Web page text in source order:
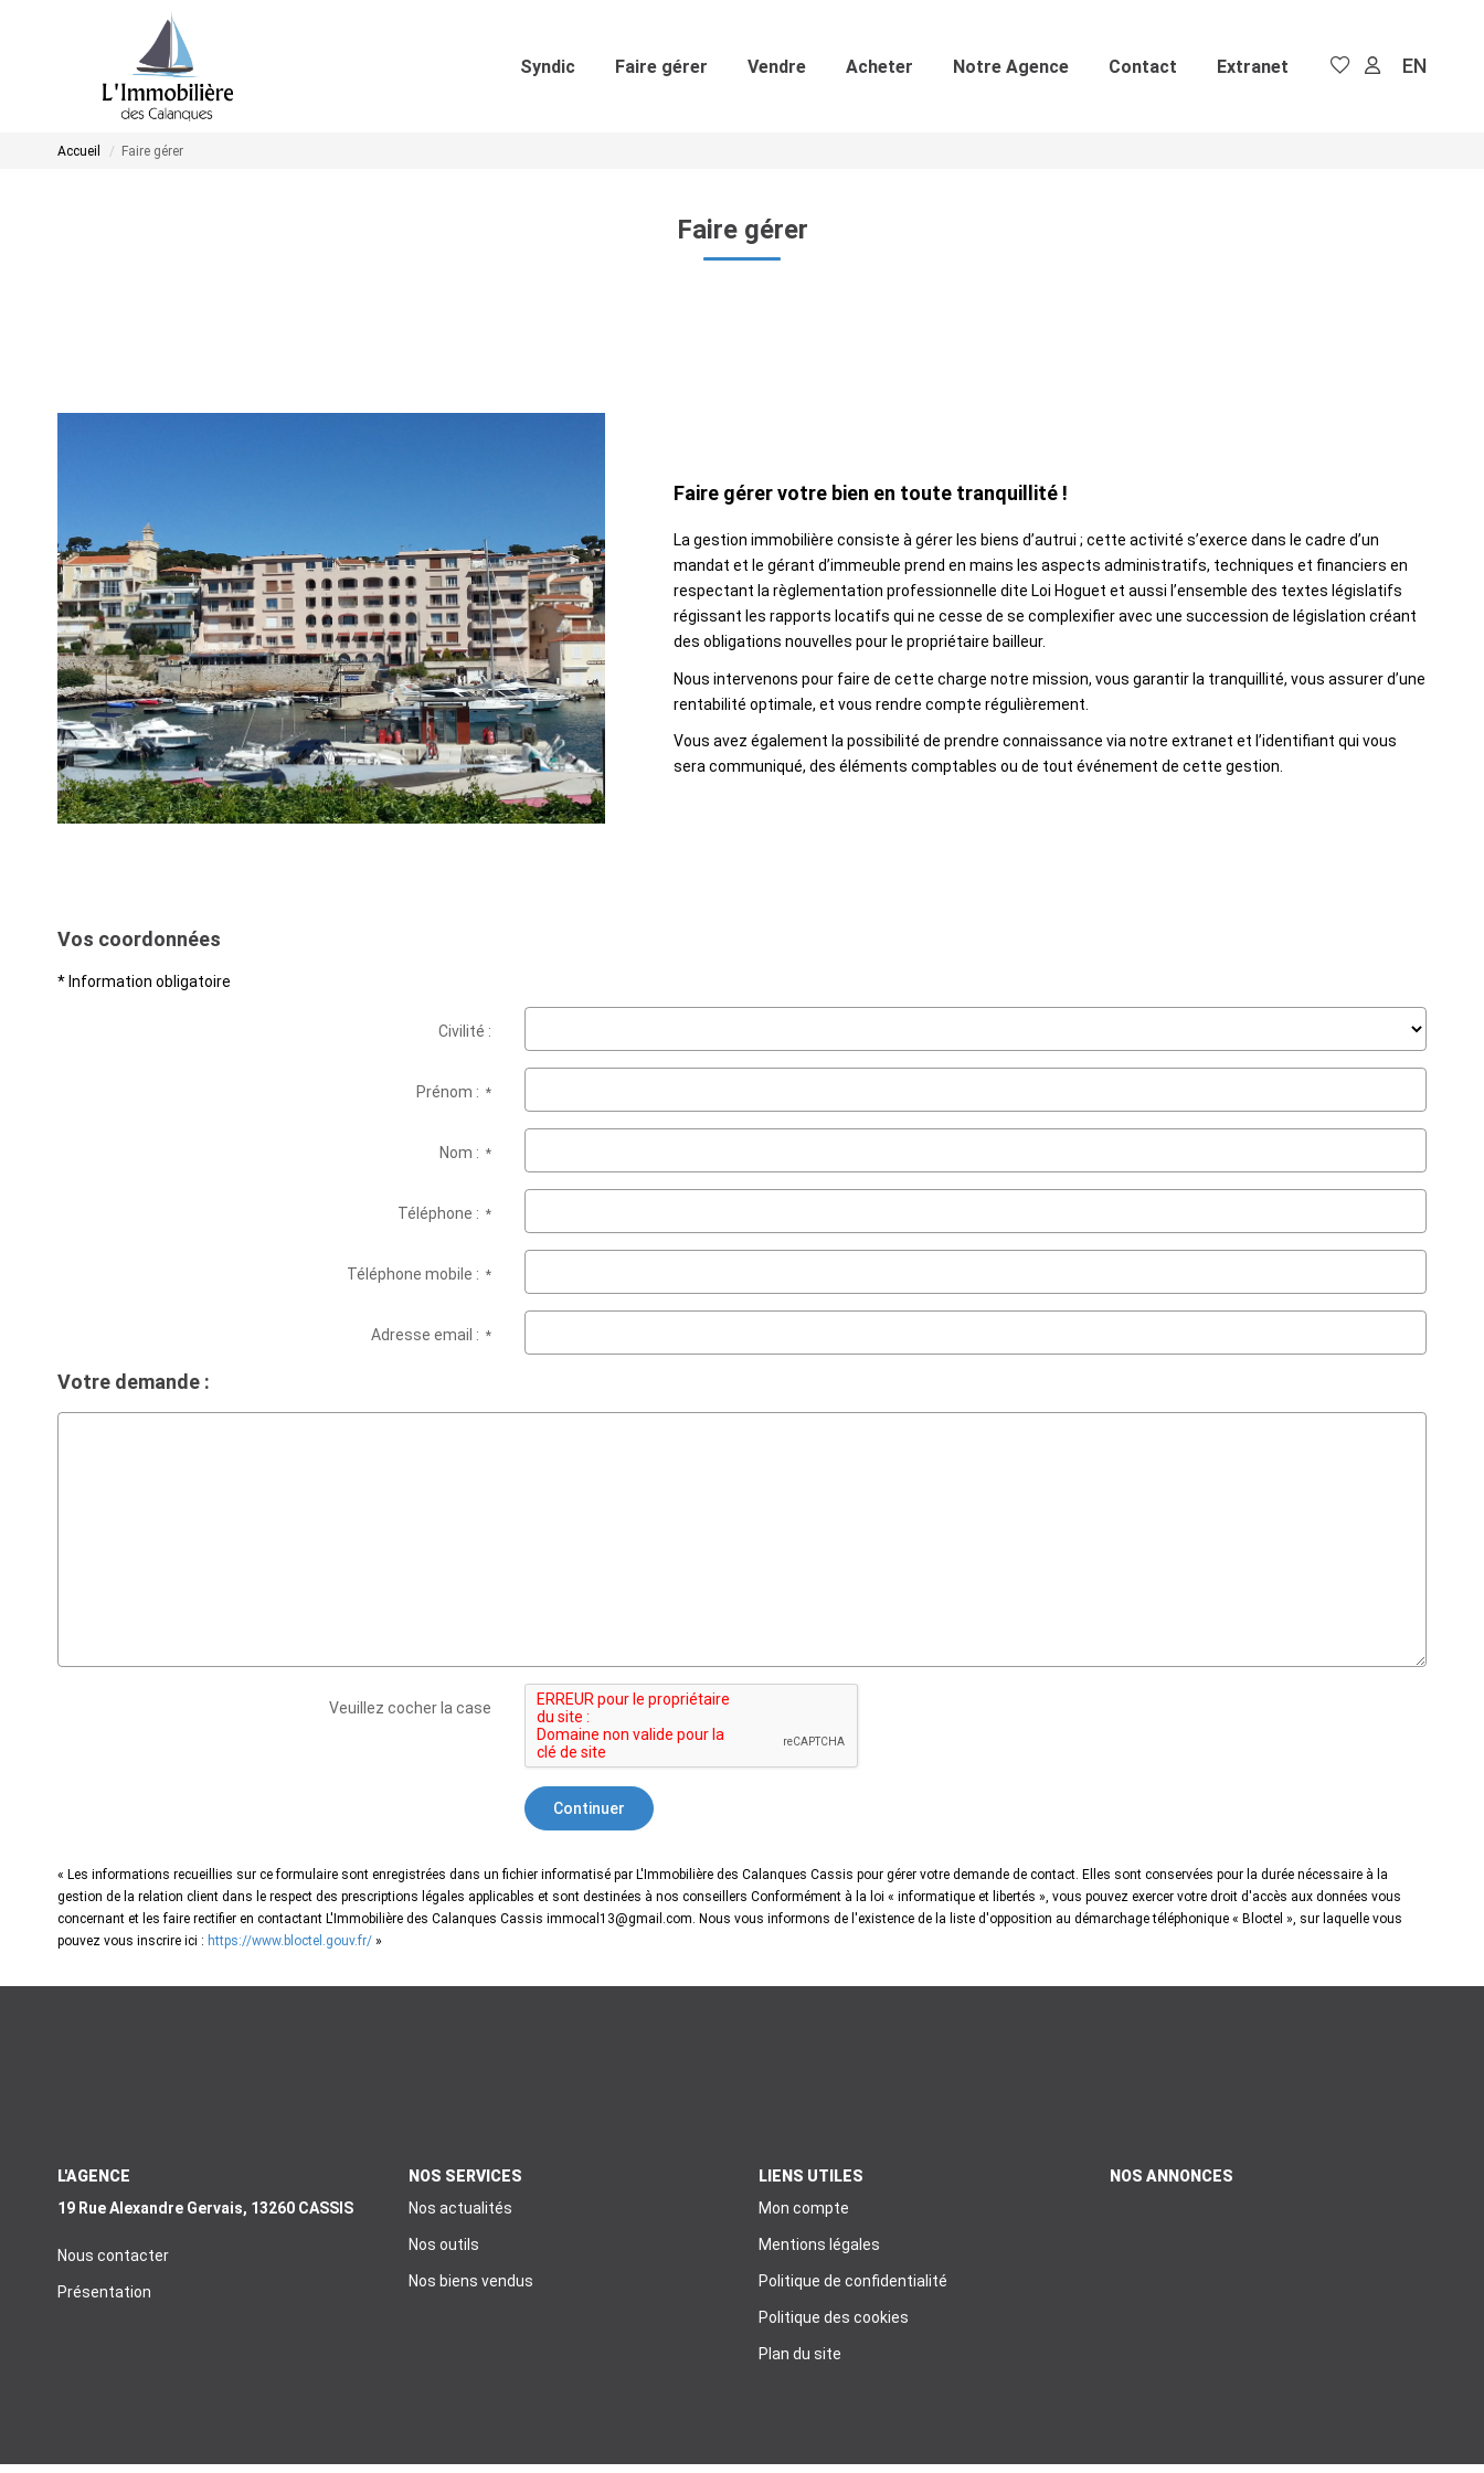
Syndic Faire gérer Vendre Acheter Notre Agence Contact Extranet EN
Accueil Faire gérer
Faire gérer
Faire gérer votre bien en toute tranquillité !
La gestion immobilière consiste à gérer les biens d’autrui ; cette activité s’exerce dans le cadre d’un
mandat et le gérant d’immeuble prend en mains les aspects administratifs, techniques et financiers en
respectant la règlementation professionnelle dite Loi Hoguet et aussi l’ensemble des textes législatifs
régissant les rapports locatifs qui ne cesse de se complexifier avec une succession de législation créant
des obligations nouvelles pour le propriétaire bailleur.
Nous intervenons pour faire de cette charge notre mission, vous garantir la tranquillité, vous assurer d’une
rentabilité optimale, et vous rendre compte régulièrement.
Vous avez également la possibilité de prendre connaissance via notre extranet et l’identifiant qui vous
sera communiqué, des éléments comptables ou de tout événement de cette gestion.
Vos coordonnées
* Information obligatoire
Civilité :
Prénom :*
Nom :*
Téléphone :*
Téléphone mobile :*
Adresse email :*
Votre demande :
Veuillez cocher la case
Continuer
« Les informations recueillies sur ce formulaire sont enregistrées dans un fichier informatisé par L'Immobilière des Calanques Cassis pour gérer votre demande de contact. Elles sont conservées pour la durée nécessaire à la
gestion de la relation client dans le respect des prescriptions légales applicables et sont destinées à nos conseillers Conformément à la loi « informatique et libertés », vous pouvez exercer votre droit d'accès aux données vous
concernant et les faire rectifier en contactant L'Immobilière des Calanques Cassis immocal13@gmail.com. Nous vous informons de l'existence de la liste d'opposition au démarchage téléphonique « Bloctel », sur laquelle vous
pouvez vous inscrire ici : https://www.bloctel.gouv.fr/ »
L'AGENCE
19 Rue Alexandre Gervais, 13260 CASSIS
Nous contacter
Présentation
NOS SERVICES
Nos actualités
Nos outils
Nos biens vendus
LIENS UTILES
Mon compte
Mentions légales
Politique de confidentialité
Politique des cookies
Plan du site
NOS ANNONCES